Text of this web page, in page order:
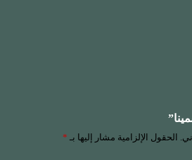
الحقول الإلزامية مشار إليها بـ *